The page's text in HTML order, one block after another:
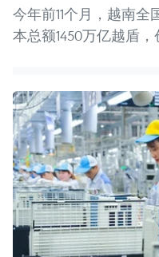
今年前11个月，越南全
本总额1450万亿越盾，